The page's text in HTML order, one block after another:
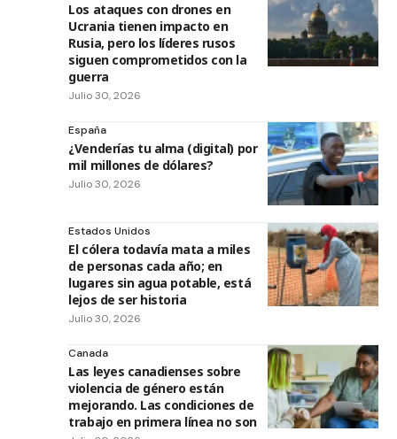
Los ataques con drones en
Ucrania tienen impacto en
Rusia, pero los líderes rusos
siguen comprometidos con la
guerra
Julio 30, 2026
España
¿Venderías tu alma (digital) por
mil millones de dólares?
Julio 30, 2026
Estados Unidos
El cólera todavía mata a miles
de personas cada año; en
lugares sin agua potable, está
lejos de ser historia
Julio 30, 2026
Canada
Las leyes canadienses sobre
violencia de género están
mejorando. Las condiciones de
trabajo en primera línea no son